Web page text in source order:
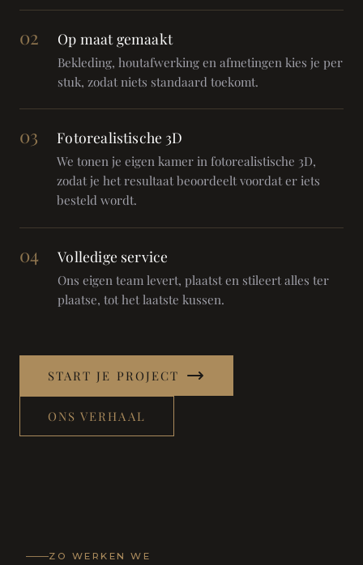
02 Op maat gemaakt
Bekleding, houtafwerking en afmetingen kies je per
stuk, zodat niets standaard toekomt.
03 Fotorealistische 3D
We tonen je eigen kamer in fotorealistische 3D,
zodat je het resultaat beoordeelt voordat er iets
besteld wordt.
04 Volledige service
Ons eigen team levert, plaatst en stileert alles ter
plaatse, tot het laatste kussen.
START JE PROJECT
ONS VERHAAL
ZO WERKEN WE